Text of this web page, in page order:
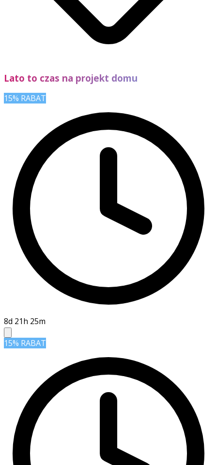
Lato to czas na projekt domu
15% RABAT
8d 21h 25m
15% RABAT